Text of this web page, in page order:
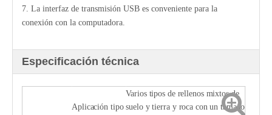
7. La interfaz de transmisión USB es conveniente para la
conexión con la computadora.
Especificación técnica
Aplicación tipo
Varios tipos de rellenos mixtos de
suelo y tierra y roca con un tamaño